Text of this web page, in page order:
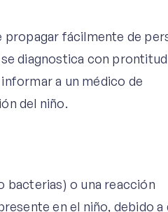
propagar fácilmente de
diagnostica con
a un médico de
del niño.
bacterias) o una reacción
en el niño, debido a